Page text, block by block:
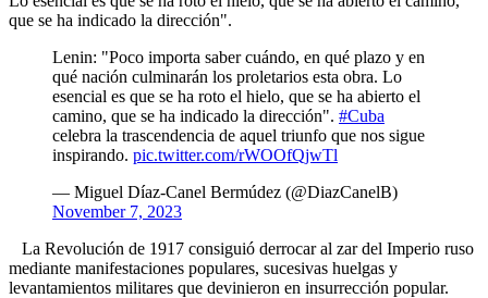
que se ha indicado la dirección".
Lenin: "Poco importa saber cuándo, en qué plazo y en
qué nación culminarán los proletarios esta obra. Lo
esencial es que se ha roto el hielo, que se ha abierto el
camino, que se ha indicado la dirección". #Cuba
celebra la trascendencia de aquel triunfo que nos sigue
inspirando. pic.twitter.com/rWOOfQjwTl
— Miguel Díaz-Canel Bermúdez (@DiazCanelB)
November 7, 2023
La Revolución de 1917 consiguió derrocar al zar del Imperio ruso
mediante manifestaciones populares, sucesivas huelgas y
levantamientos militares que devinieron en insurrección popular.